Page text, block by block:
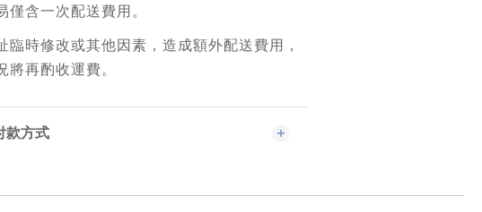
僅含一次配送費用。
臨時修改或其他因素，造成額外配送費用，
將再酌收運費。
款方式